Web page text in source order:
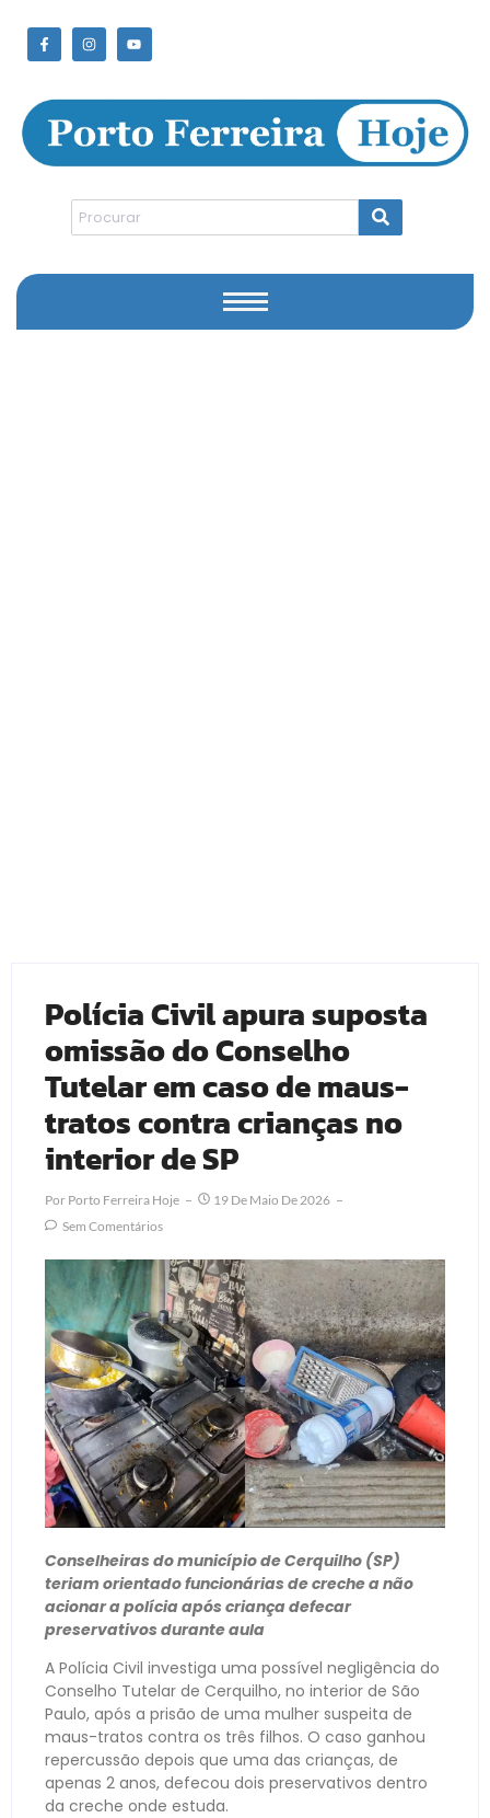
Polícia Civil apura suposta
omissão do Conselho
Tutelar em caso de maus-
tratos contra crianças no
interior de SP
Por Porto Ferreira Hoje
19 De Maio De 2026
Sem Comentários
Conselheiras do município de Cerquilho (SP)
teriam orientado funcionárias de creche a não
acionar a polícia após criança defecar
preservativos durante aula
A Polícia Civil investiga uma possível negligência do
Conselho Tutelar de Cerquilho, no interior de São
Paulo, após a prisão de uma mulher suspeita de
maus-tratos contra os três filhos. O caso ganhou
repercussão depois que uma das crianças, de
apenas 2 anos, defecou dois preservativos dentro
da creche onde estuda.